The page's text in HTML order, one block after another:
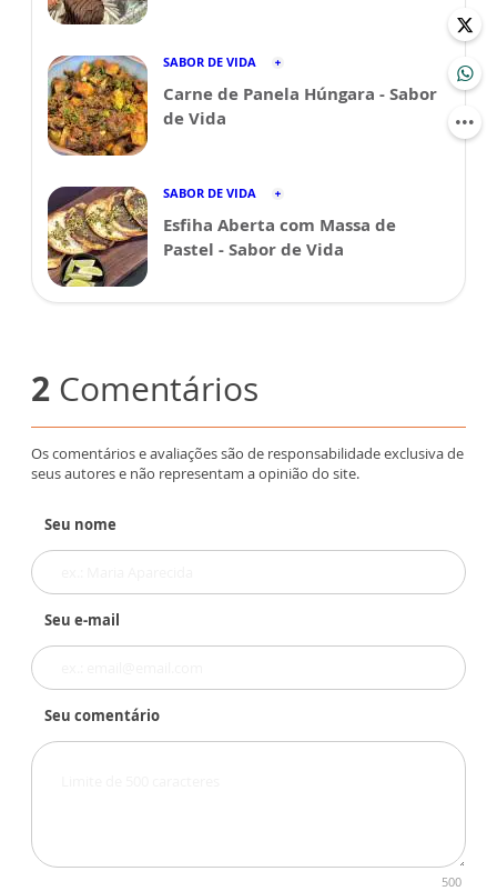
SABOR DE VIDA
Carne de Panela Húngara - Sabor
de Vida
SABOR DE VIDA
Esfiha Aberta com Massa de
Pastel - Sabor de Vida
2 Comentários
Os comentários e avaliações são de responsabilidade exclusiva de
seus autores e não representam a opinião do site.
Seu nome
Seu e-mail
Seu comentário
500